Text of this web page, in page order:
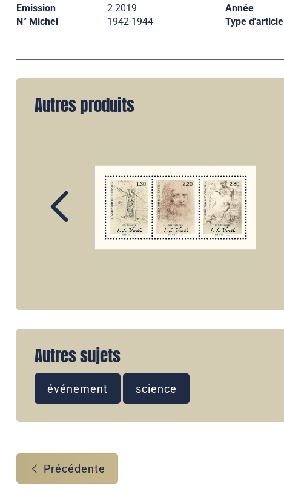
Emission 2 2019 Année
N° Michel
1942-1944 Type d'article
Autres produits
Autres sujets
événement science
Précédente